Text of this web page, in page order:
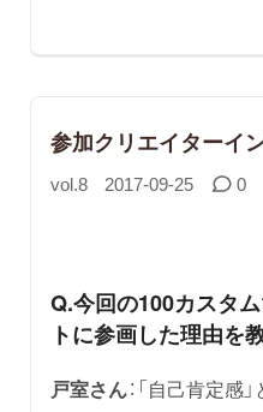
参加クリエイターイ
vol.8 2017-09-25 0
Q.今回の100カスタ
トに参画した理由を
戸室さん：「自己肯定感